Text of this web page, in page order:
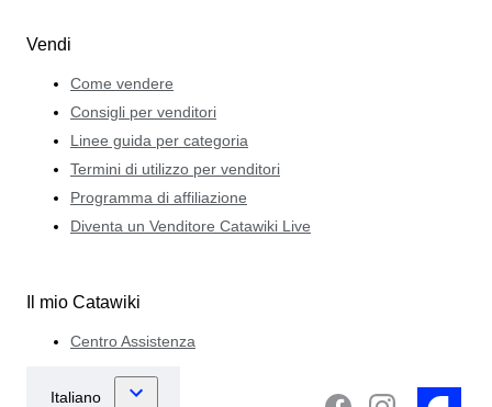
Vendi
Come vendere
Consigli per venditori
Linee guida per categoria
Termini di utilizzo per venditori
Programma di affiliazione
Diventa un Venditore Catawiki Live
Il mio Catawiki
Centro Assistenza